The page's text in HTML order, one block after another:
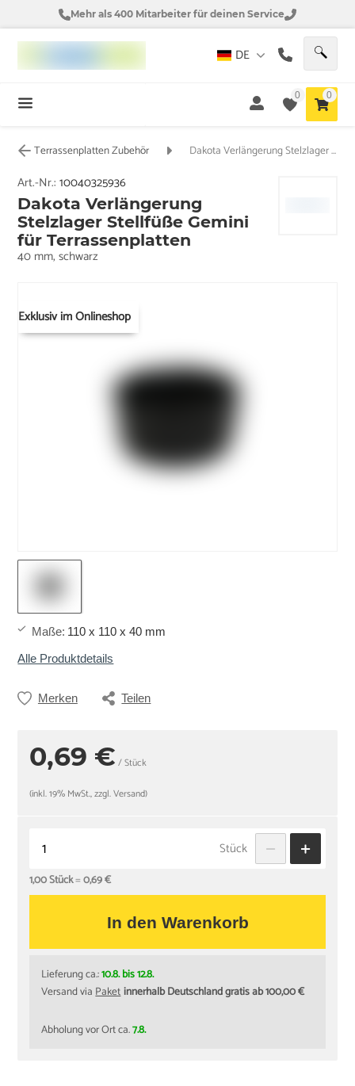
Mehr als 400 Mitarbeiter für deinen Service
DE
0 0
Terrassenplatten Zubehör Dakota Verlängerung Stelzlager Stellfüße Gemini für Terrassenplatten
Exklusiv im Onlineshop
Art.-Nr.:10040325936
Dakota Verlängerung
Stelzlager Stellfüße Gemini
für Terrassenplatten
40 mm, schwarz
Maße: 110 x 110 x 40 mm
Alle Produktdetails
Merken Teilen
0,69 € / Stück
(inkl. 19% MwSt., zzgl. Versand)
Stück
1,00 Stück=0,69 €
In den Warenkorb
Lieferung ca.:10.8. bis 12.8.
Versand viaPaketinnerhalb Deutschland gratis ab 100,00 €
Abholung vor Ort ca.7.8.